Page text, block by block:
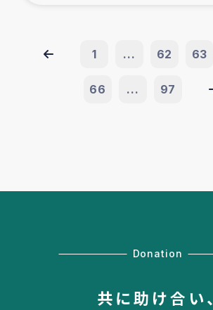
1 ... 62 63
66 ... 97
Donation
共に助け合い、